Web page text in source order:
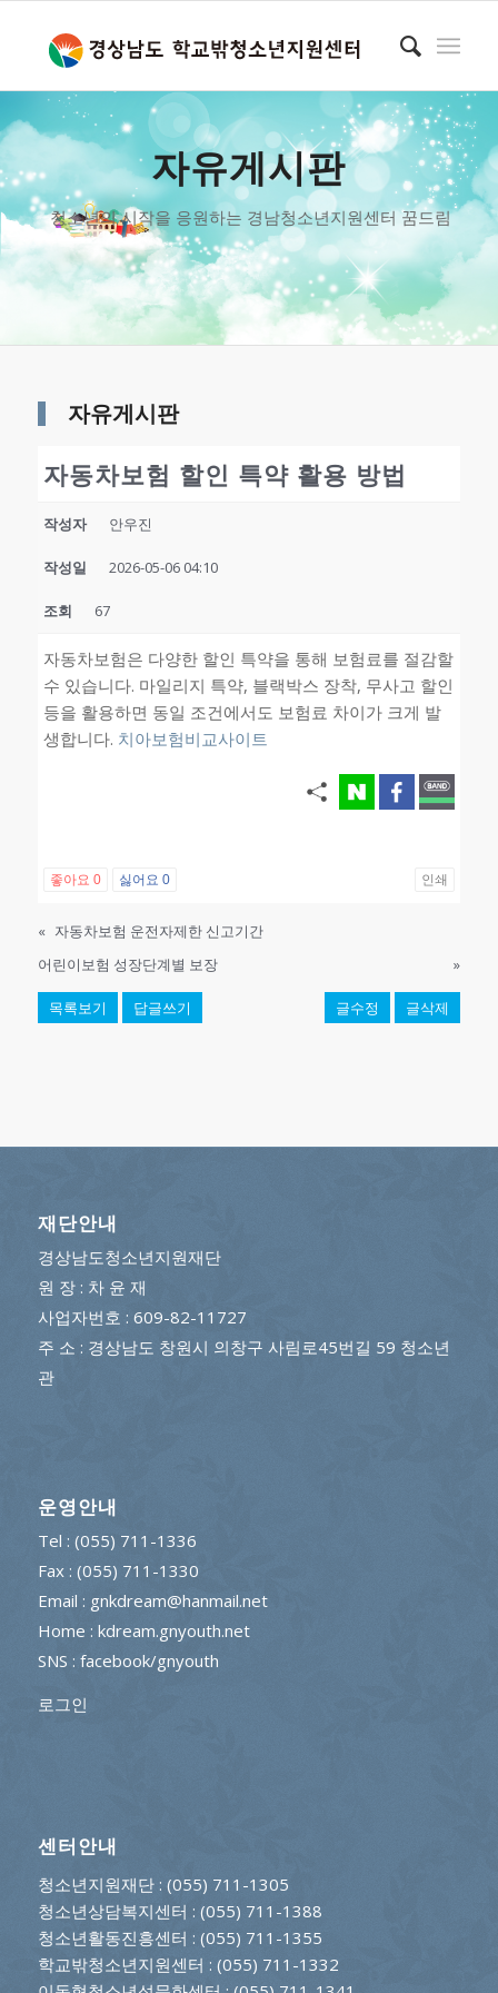
자유게시판
청소년의 시작을 응원하는 경남청소년지원센터 꿈드림
자유게시판
자동차보험 할인 특약 활용 방법
작성자 안우진
작성일 2026-05-06 04:10
조회 67
자동차보험은 다양한 할인 특약을 통해 보험료를 절감할
수 있습니다. 마일리지 특약, 블랙박스 장착, 무사고 할인
등을 활용하면 동일 조건에서도 보험료 차이가 크게 발
생합니다. 치아보험비교사이트
좋아요 0 싫어요 0 인쇄
« 자동차보험 운전자제한 신고기간
어린이보험 성장단계별 보장
»
목록보기 답글쓰기 글수정 글삭제
재단안내
경상남도청소년지원재단
원 장 : 차 윤 재
사업자번호 : 609-82-11727
주 소 : 경상남도 창원시 의창구 사림로45번길 59 청소년
관
운영안내
Tel : (055) 711-1336
Fax : (055) 711-1330
Email : gnkdream@hanmail.net
Home : kdream.gnyouth.net
SNS : facebook/gnyouth
로그인
센터안내
청소년지원재단: (055) 711-1305
청소년상담복지센터 : (055) 711-1388
청소년활동진흥센터 : (055) 711-1355
학교밖청소년지원센터 : (055) 711-1332